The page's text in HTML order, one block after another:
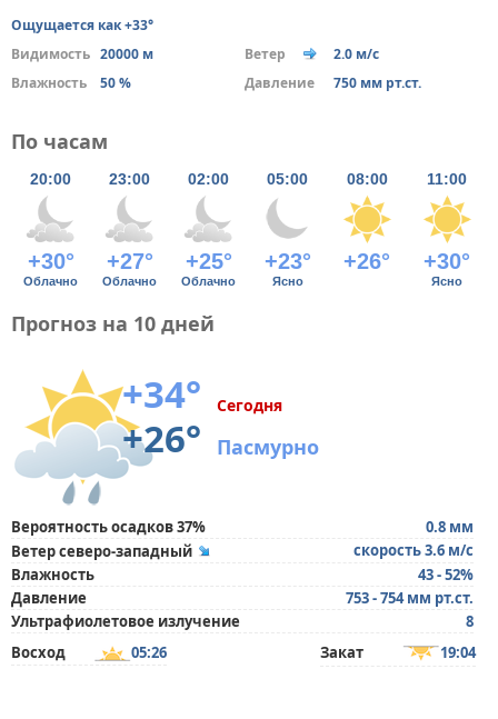
Ощущается как +33°
Видимость 20000 м Ветер
2.0 м/с
Влажность
50 % Давление 750 мм рт.ст.
По часам
20:00 23:00 02:00 05:00 08:00 11:00
+30° +27° +25° +23° +26° +30°
Облачно Облачно Облачно Ясно Ясно
Прогноз на 10 дней
+34°
+26°
Сегодня
Пасмурно
Вероятность осадков 37%
0.8 мм
Ветер северо-западный
скорость 3.6 м/с
Влажность
43 - 52%
Давление
753 - 754 мм рт.ст.
Ультрафиолетовое излучение
8
Восход
05:26 Закат 19:04